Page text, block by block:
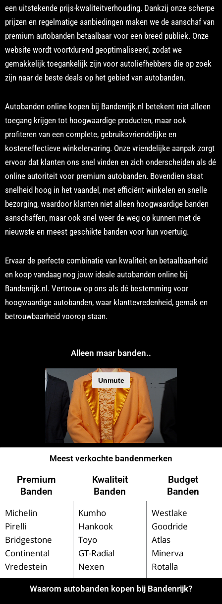
een uitstekende prijs-kwaliteitverhouding. Dankzij onze scherpe
prijzen en regelmatige aanbiedingen maken we de aanschaf van
premium autobanden betaalbaar voor een breed publiek. Onze
website wordt voortdurend geoptimaliseerd, zodat we
gemakkelijk toegankelijk zijn voor autoliefhebbers die op zoek
zijn naar de beste deals op het gebied van autobanden.
Autobanden online kopen bij Bandenrijk.nl betekent niet alleen
toegang krijgen tot hoogwaardige producten, maar ook
profiteren van een complete, gebruiksvriendelijke en
kosteneffectieve winkelervaring. Onze vriendelijke aanpak zorgt
ervoor dat klanten ons snel vinden en zich onderscheiden als dé
online autoriteit voor premium autobanden. Bovendien staat
snelheid hoog in het vaandel, met efficiënt winkelen en snelle
bezorging, waardoor klanten niet alleen hoogwaardige banden
aanschaffen, maar ook snel weer de weg op kunnen met de
nieuwste en meest geschikte banden voor hun voertuig.
Ervaar de perfecte combinatie van kwaliteit en betaalbaarheid
en koop vandaag nog jouw ideale autobanden online bij
Bandenrijk.nl. Vertrouw op ons als dé bestemming voor
hoogwaardige autobanden, waar klanttevredenheid, gemak en
betrouwbaarheid voorop staan.
Alleen maar banden..
Meest verkochte bandenmerken
Premium
Banden
Kwaliteit
Banden
Budget
Banden
Michelin
Pirelli
Bridgestone
Continental
Vredestein
Kumho
Hankook
Toyo
GT-Radial
Nexen
Westlake
Goodride
Atlas
Minerva
Rotalla
Waarom autobanden kopen bij Bandenrijk?